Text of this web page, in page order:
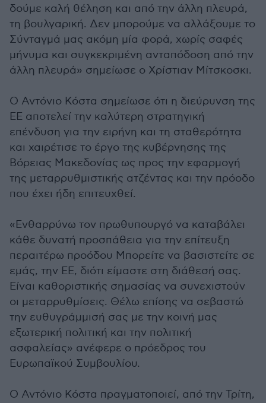
δούμε καλή θέληση και από την άλλη πλευρά,
τη βουλγαρική. Δεν μπορούμε να αλλάξουμε το
Σύνταγμά μας ακόμη μία φορά, χωρίς σαφές
μήνυμα και συγκεκριμένη ανταπόδοση από την
άλλη πλευρά» σημείωσε ο Χρίστιαν Μίτσκοσκι.
Ο Αντόνιο Κόστα σημείωσε ότι η διεύρυνση της
ΕΕ αποτελεί την καλύτερη στρατηγική
επένδυση για την ειρήνη και τη σταθερότητα
και χαιρέτισε το έργο της κυβέρνησης της
Βόρειας Μακεδονίας ως προς την εφαρμογή
της μεταρρυθμιστικής ατζέντας και την πρόοδο
που έχει ήδη επιτευχθεί.
«Ενθαρρύνω τον πρωθυπουργό να καταβάλει
κάθε δυνατή προσπάθεια για την επίτευξη
περαιτέρω προόδου Μπορείτε να βασιστείτε σε
εμάς, την ΕΕ, διότι είμαστε στη διάθεσή σας.
Είναι καθοριστικής σημασίας να συνεχιστούν
οι μεταρρυθμίσεις. Θέλω επίσης να σεβαστώ
την ευθυγράμμισή σας με την κοινή μας
εξωτερική πολιτική και την πολιτική
ασφαλείας» ανέφερε ο πρόεδρος του
Ευρωπαϊκού Συμβουλίου.
Ο Αντόνιο Κόστα πραγματοποιεί, από την Τρίτη,